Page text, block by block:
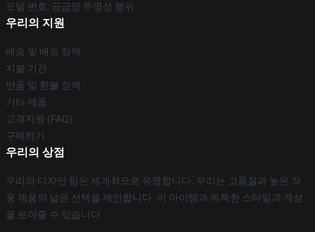
모델 번호: 공급망 투명성 행위
우리의 지원
배송 및 배송 정책
지불 기간
반품 및 환불 정책
기타 제품
고객지원 (FAQ)
구매하기
우리의 상점
우리의 디자인 팀은 세계적으로 유명합니다. 우리는 고품질과 높은 작
풍 제품의 넓은 선택을 제안합니다. 이 아이템과 독특한 스타일과 개성
을 보여줄 수 있습니다.